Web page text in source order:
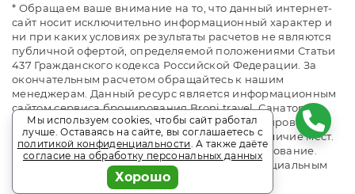
* Обращаем ваше внимание на то, что данный интернет-
сайт носит исключительно информационный характер и
ни при каких условиях результаты расчетов не являются
публичной офертой, определяемой положениями Статьи
437 Гражданского кодекса Российской Федерации. За
окончательным расчетом обращайтесь к нашим
менеджерам. Данный ресурс является информационным
сайтом сервиса бронирования Broni.travel. Санаторий
«им. Горького» Кисловодск. Сайт онлайн бронирования
номеров. Актуальные цены, прайс-листы и наличие мест.
Акции и спецпредложения. Выгодное бронирование.
Индивидуальный менеджер. Не является официальным
сайтом объекта размещения.
Мы используем cookies, чтобы сайт работал
лучше. Оставаясь на сайте, вы соглашаетесь с
политикой конфиденциальности. А также даёте
согласие на обработку персональных данных
Хорошо